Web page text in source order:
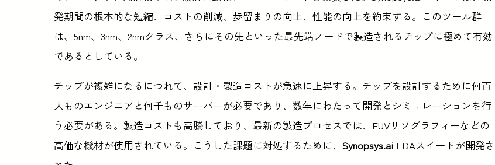
発期間の根本的な短縮、コストの削減、歩留まりの向上、性能の向上を約束する。このツール群
は、5nm、3nm、2nmクラス、さらにその先といった最先端ノードで製造されるチップに極めて有効
であるとしている。
チップが複雑になるにつれて、設計・製造コストが急速に上昇する。チップを設計するために何百
人ものエンジニアと何千ものサーバーが必要であり、数年にわたって開発とシミュレーションを行
う必要がある。製造コストも高騰しており、最新の製造プロセスでは、EUVリソグラフィーなどの
高価な機材が使用されている。こうした課題に対処するために、 Synopsys.ai EDAスイートが開発さ